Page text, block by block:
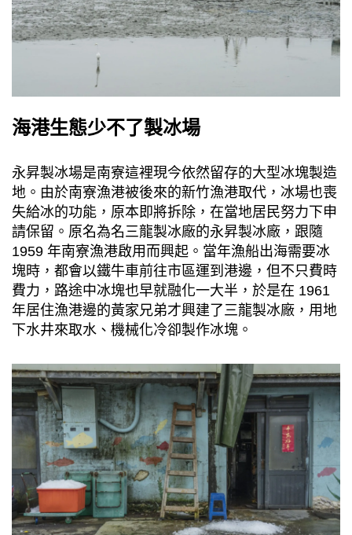
海港生態少不了製冰場
永昇製冰場是南寮這裡現今依然留存的大型冰塊製造
地。由於南寮漁港被後來的新竹漁港取代，冰場也喪
失給冰的功能，原本即將拆除，在當地居民努力下申
請保留。原名為名三龍製冰廠的永昇製冰廠，跟隨
1959 年南寮漁港啟用而興起。當年漁船出海需要冰
塊時，都會以鐵牛車前往市區運到港邊，但不只費時
費力，路途中冰塊也早就融化一大半，於是在 1961
年居住漁港邊的黃家兄弟才興建了三龍製冰廠，用地
下水井來取水、機械化冷卻製作冰塊。